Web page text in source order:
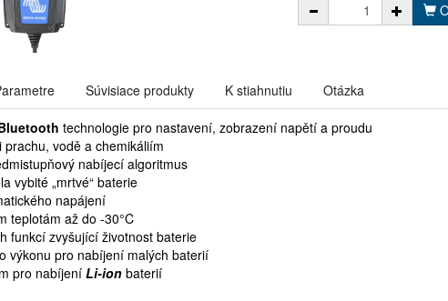
Súvisiace produkty K stiahnutiu Otázka
technologie pro nastavení, zobrazení napětí a proudu
prachu, vodě a chemikáliím
nabíjecí algoritmus
vybité „mrtvé“ baterie
napájení
teplotám až do -30°C
funkcí zvyšující životnost baterie
výkonu pro nabíjení malých baterií
pro nabíjení Li-ion baterií